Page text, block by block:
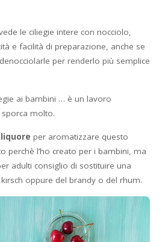
le ciliegie intere con nocciolo,
e facilità di preparazione, anche se
per renderlo più semplice
ai bambini … è un lavoro
molto.
liquore per aromatizzare questo
perchè l’ho creato per i bambini, ma
adulti consiglio di sostituire una
oppure del brandy o del rhum.